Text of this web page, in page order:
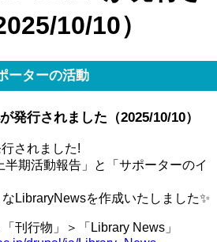
10/10）
ーターの活動
発行されました（2025/10/10）
されました!
期活動報告」と「サポーターのイ
LibraryNewsを作成いたしました✨
刊行物」＞「Library News」